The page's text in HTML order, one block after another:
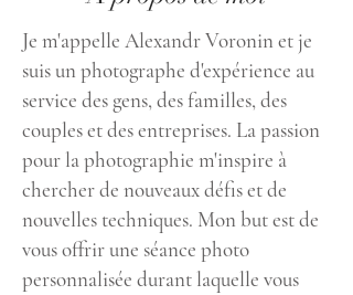
Je m'appelle Alexandr Voronin et je
suis un photographe d'expérience au
service des gens, des familles, des
couples et des entreprises. La passion
pour la photographie m'inspire à
chercher de nouveaux défis et de
nouvelles techniques. Mon but est de
vous offrir une séance photo
personnalisée durant laquelle vous